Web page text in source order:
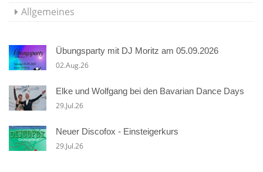
Allgemeines
Übungsparty mit DJ Moritz am 05.09.2026
02.Aug.26
Elke und Wolfgang bei den Bavarian Dance Days
29.Jul.26
Neuer Discofox - Einsteigerkurs
29.Jul.26